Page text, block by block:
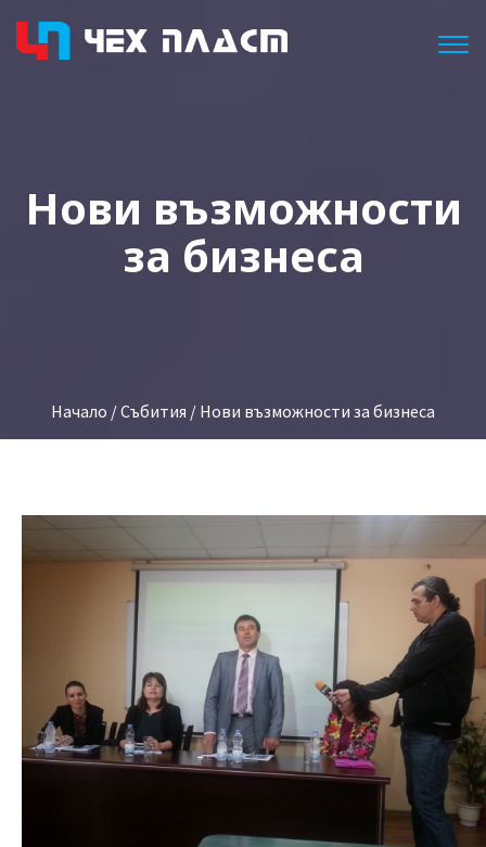
Нови възможности
за бизнеса
Начало /Събития / Нови възможности за бизнеса